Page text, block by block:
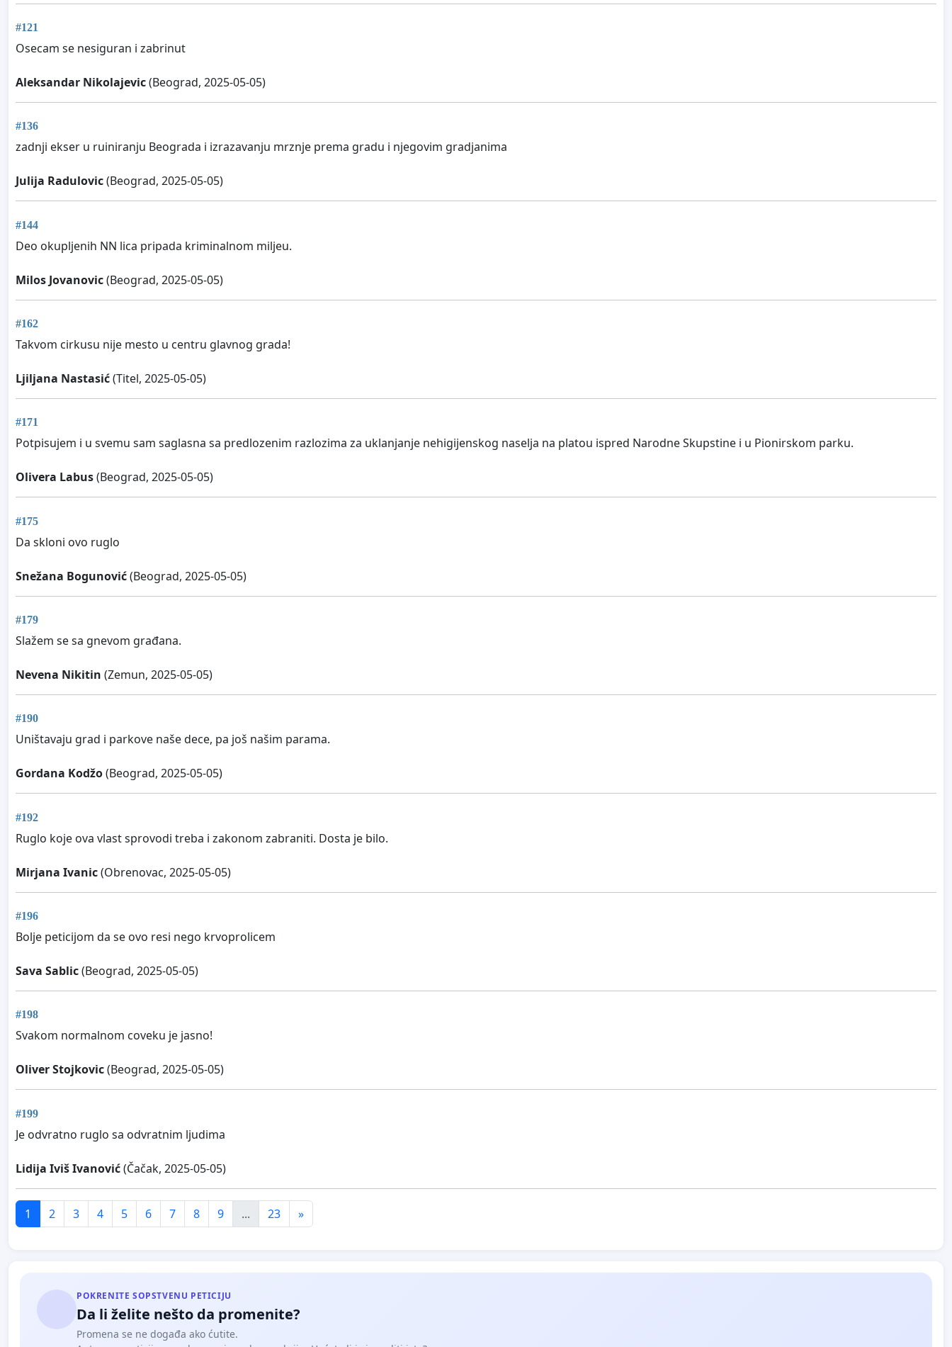
#121
Osecam se nesiguran i zabrinut
Aleksandar Nikolajevic(Beograd, 2025-05-05)
#136
zadnji ekser u ruiniranju Beograda i izrazavanju mrznje prema gradu i njegovim gradjanima
Julija Radulovic(Beograd, 2025-05-05)
#144
Deo okupljenih NN lica pripada kriminalnom miljeu.
Milos Jovanovic(Beograd, 2025-05-05)
#162
Takvom cirkusu nije mesto u centru glavnog grada!
Ljiljana Nastasić(Titel, 2025-05-05)
#171
Potpisujem i u svemu sam saglasna sa predlozenim razlozima za uklanjanje nehigijenskog naselja na platou ispred Narodne Skupstine i u Pionirskom parku.
Olivera Labus(Beograd, 2025-05-05)
#175
Da skloni ovo ruglo
Snežana Bogunović(Beograd, 2025-05-05)
#179
Slažem se sa gnevom građana.
Nevena Nikitin (Zemun, 2025-05-05)
#190
Uništavaju grad i parkove naše dece, pa još našim parama.
Gordana Kodžo(Beograd, 2025-05-05)
#192
Ruglo koje ova vlast sprovodi treba i zakonom zabraniti. Dosta je bilo.
Mirjana Ivanic(Obrenovac, 2025-05-05)
#196
Bolje peticijom da se ovo resi nego krvoprolicem
Sava Sablic(Beograd, 2025-05-05)
#198
Svakom normalnom coveku je jasno!
Oliver Stojkovic(Beograd, 2025-05-05)
#199
Je odvratno ruglo sa odvratnim ljudima
Lidija Iviš Ivanović(Čačak, 2025-05-05)
1 2 3 4 5 6 7 8 9 ... 23 »
POKRENITE SOPSTVENU PETICIJU
Da li želite nešto da promenite?
Promena se ne događa ako ćutite.